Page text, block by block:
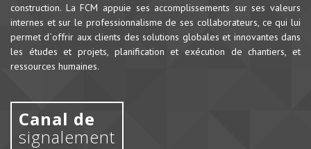
construction. La FCM appuie ses accomplissements sur ses valeurs
internes et sur le professionnalisme de ses collaborateurs, ce qui lui
permet d`offrir aux clients des solutions globales et innovantes dans
les études et projets, planification et exécution de chantiers, et
ressources humaines.
Canal de
signalement